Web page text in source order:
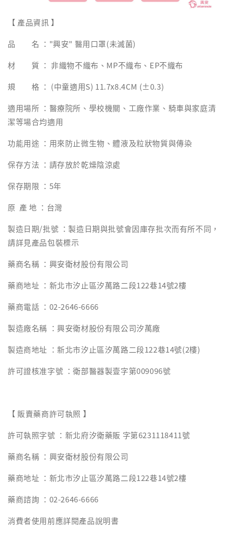
【 產品資訊 】
品 名 ："興安" 醫用口罩(未滅菌)
材 質 ： 非織物不織布、MP不織布、EP不織布
規 格 ： (中童適用S) 11.7x8.4CM (±0.3)
適用場所 ：醫療院所、學校機關、工廠作業、騎車與家庭清
潔等場合均適用
功能用途 ：用來防止微生物、體液及粒狀物質與傳染
保存方法 ：請存放於乾燥陰涼處
保存期限 ：5年
原 產 地 ：台灣
製造日期/批號 ：製造日期與批號會因庫存批次而有所不同，
請詳見產品包裝標示
藥商名稱 ：興安衛材股份有限公司
藥商地址 ：新北市汐止區汐萬路二段122巷14號2樓
藥商電話 ：02-2646-6666
製造廠名稱 ：興安衛材股份有限公司汐萬廠
製造商地址 ：新北市汐止區汐萬路二段122巷14號(2樓)
許可證核准字號 ：衛部醫器製壹字第009096號
【 販賣藥商許可執照 】
許可執照字號 ：新北府汐衛藥販 字第6231118411號
藥商名稱 ：興安衛材股份有限公司
藥商地址 ：新北市汐止區汐萬路二段122巷14號2樓
藥商諮詢 ：02-2646-6666
消費者使用前應詳閱產品說明書